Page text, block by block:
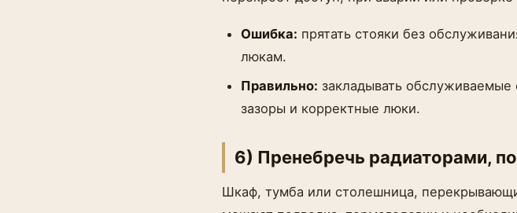
Ошибка: прятать стояки без
люкам.
Правильно: закладывать
зазоры и корректные люки.
6) Пренебречь радиаторами,
Шкаф, тумба или столешница,